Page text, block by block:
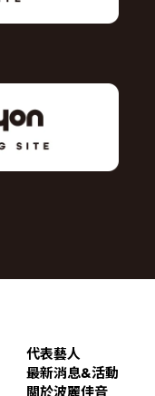
代表藝人
最新消息&活動
關於波麗佳音